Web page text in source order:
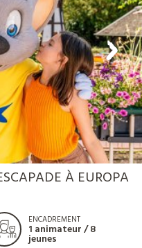
À EUROPA
ENCADREMENT
1 animateur / 8
jeunes